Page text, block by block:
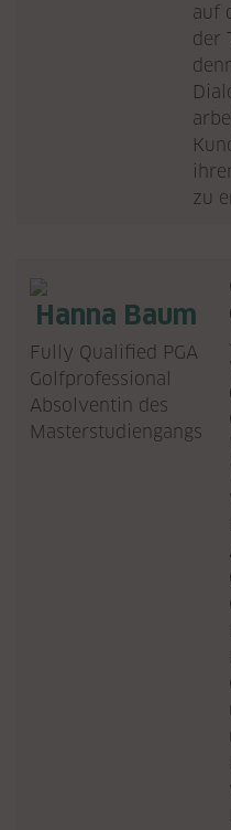
auf
der
zu
Hanna Baum
Fully Qualified PGA
Golfprofessional
Absolventin des
Masterstudiengangs